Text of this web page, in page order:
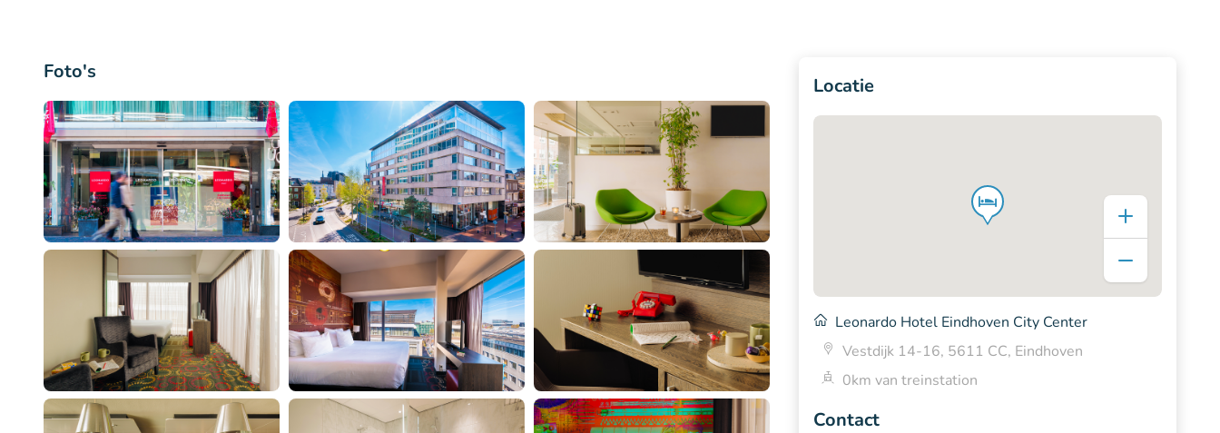
Foto's
Locatie
Leonardo Hotel Eindhoven City Center
Vestdijk 14-16, 5611 CC, Eindhoven
0km van treinstation
Contact